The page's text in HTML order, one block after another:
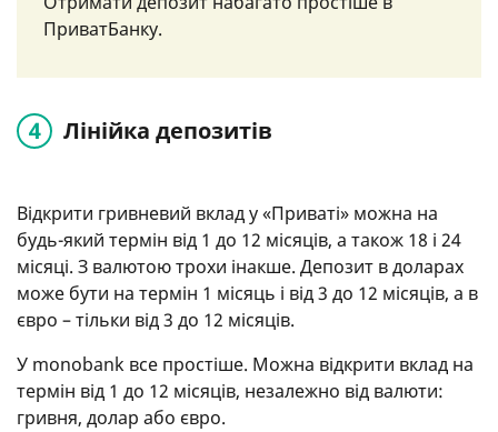
ПриватБанку.
Лінійка депозитів
Відкрити гривневий вклад у «Приваті» можна на
будь-який термін від 1 до 12 місяців, а також 18 і 24
місяці. З валютою трохи інакше. Депозит в доларах
може бути на термін 1 місяць і від 3 до 12 місяців, а в
євро – тільки від 3 до 12 місяців.
У monobank все простіше. Можна відкрити вклад на
термін від 1 до 12 місяців, незалежно від валюти:
гривня, долар або євро.